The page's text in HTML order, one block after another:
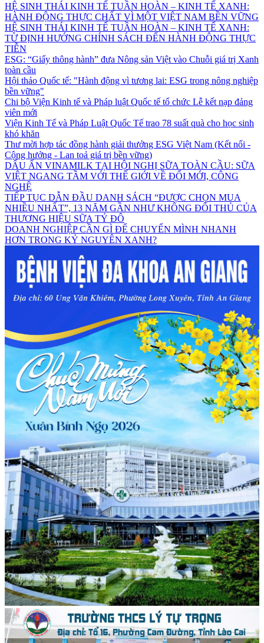
HỆ SINH THÁI KINH TẾ TUẦN HOÀN – KINH TẾ XANH:
HÀNH ĐỘNG THỰC CHẤT VÌ MỘT VIỆT NAM BỀN VỮNG
HỆ SINH THÁI KINH TẾ TUẦN HOÀN – KINH TẾ XANH:
TỪ ĐỊNH HƯỚNG CHÍNH SÁCH ĐẾN HÀNH ĐỘNG THỰC
TIỄN
ESG: “Giấy thông hành” đưa Nông sản Việt vào Chuỗi giá trị Xanh
toàn cầu
Hội thảo Quốc tế: "Hành động vì tương lai: ESG trong nông nghiệp
bền vững"
Chi bộ Viện Kinh tế và Pháp luật Quốc tế tổ chức Lễ kết nạp đảng
viên mới
Viện Kinh Tế và Pháp Luật Quốc Tế trao 78 suất quà cho học sinh
khó khăn
Thư mời hợp tác đồng hành giải thưởng ESG Việt Nam (Kết nối -
Cộng hưởng - Lan toả giá trị bền vững)
DẤU ẤN VINAMILK TẠI HỘI NGHỊ SỮA TOÀN CẦU: SỮA
VIỆT NGANG TẦM VỚI THẾ GIỚI VỀ ĐỔI MỚI, CÔNG
NGHỆ
TIẾP TỤC DẪN ĐẦU DANH SÁCH “ĐƯỢC CHỌN MUA
NHIỀU NHẤT”, 13 NĂM GẦN NHƯ KHÔNG ĐỐI THỦ CỦA
THƯƠNG HIỆU SỮA TỶ ĐÔ
DOANH NGHIỆP CẦN GÌ ĐỂ CHUYỂN MÌNH NHANH
HƠN TRONG KỶ NGUYÊN XANH?